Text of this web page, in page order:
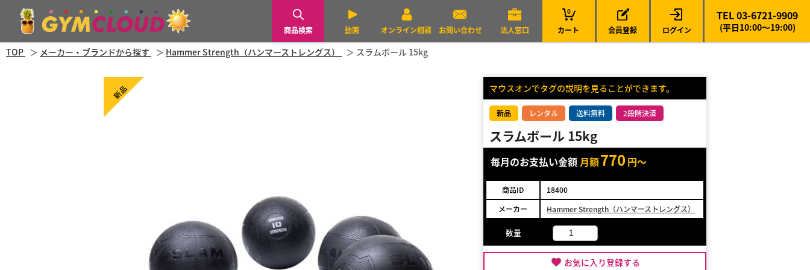
商品検索 動画 オンライン相談 お問い合わせ 法人窓口 カート
0
会員登録 ログイン
TEL 03-6721-9909
(平日10:00～19:00)
TOP メーカー・ブランドから探す Hammer Strength（ハンマーストレングス） スラムボール 15kg
新品 マウスオンでタグの説明を見ることができます。
新品 レンタル 送料無料 2段階決済
スラムボール 15kg
毎月のお支払い金額 月額770 円～
商品ID
18400
メーカー
Hammer Strength（ハンマーストレングス）
数量
お気に入り登録する